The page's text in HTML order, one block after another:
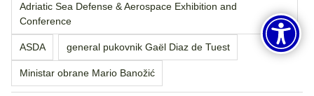
Adriatic Sea Defense & Aerospace Exhibition and
Conference
ASDA general pukovnik Gaël Diaz de Tuest
Ministar obrane Mario Banožić